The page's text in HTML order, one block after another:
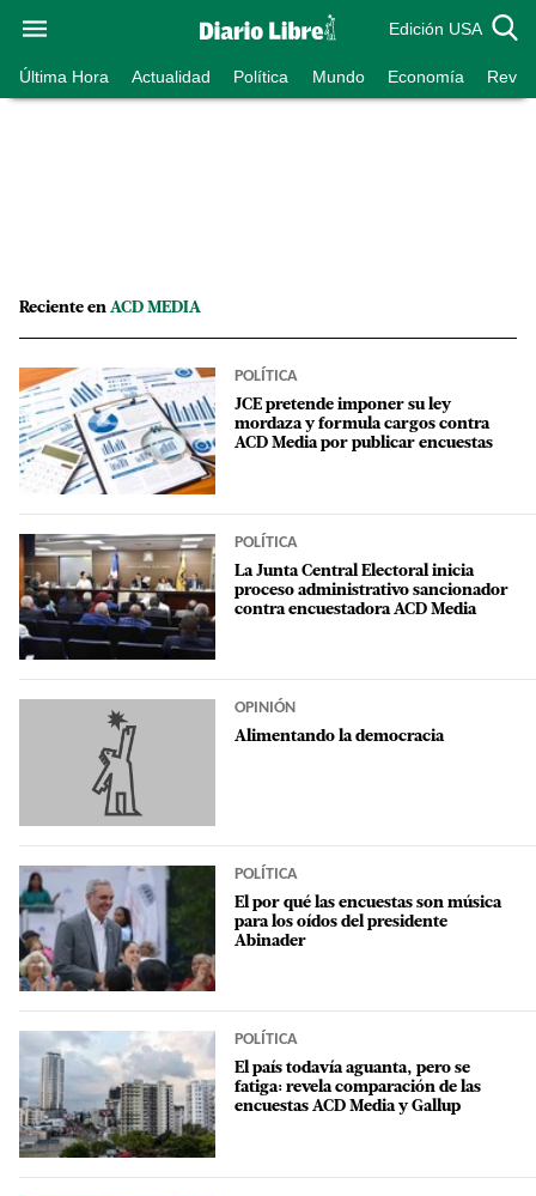
Edición USA
Última Hora Actualidad Política Mundo Economía
Reciente en ACD MEDIA
POLÍTICA
JCE pretende imponer su ley
mordaza y formula cargos contra
ACD Media por publicar encuestas
POLÍTICA
La Junta Central Electoral inicia
proceso administrativo sancionador
contra encuestadora ACD Media
OPINIÓN
Alimentando la democracia
POLÍTICA
El por qué las encuestas son música
para los oídos del presidente
Abinader
POLÍTICA
El país todavía aguanta, pero se
fatiga: revela comparación de las
encuestas ACD Media y Gallup